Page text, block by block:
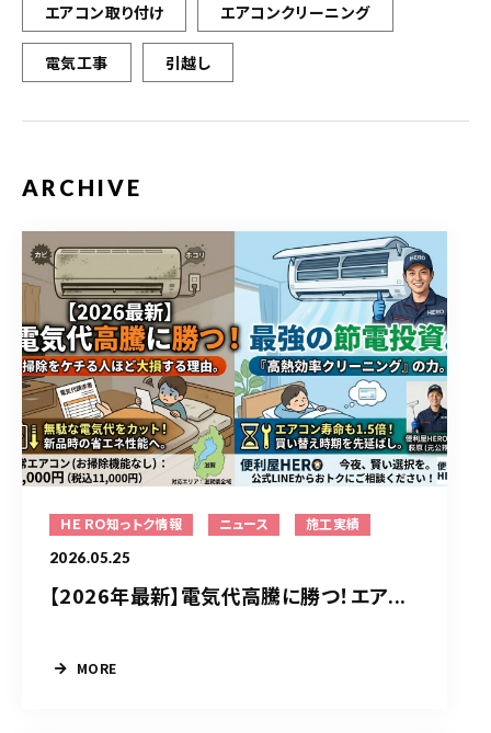
エアコン取り付け エアコンクリーニング
電気工事 引越し
ARCHIVE
ＨＥＲＯ知っトク情報 ニュース 施工実績
2026.05.25
【2026年最新】電気代高騰に勝つ！エア...
MORE